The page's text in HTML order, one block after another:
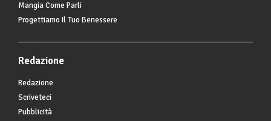
Mangia Come Parli
Progettiamo Il Tuo Benessere
Redazione
Redazione
Scriveteci
Pubblicità